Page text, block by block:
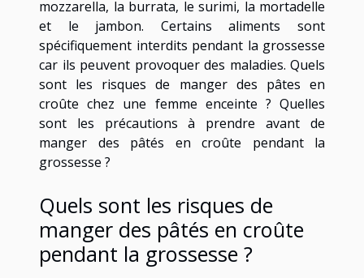
mozzarella, la burrata, le surimi, la mortadelle
et le jambon. Certains aliments sont
spécifiquement interdits pendant la grossesse
car ils peuvent provoquer des maladies. Quels
sont les risques de manger des pâtes en
croûte chez une femme enceinte ? Quelles
sont les précautions à prendre avant de
manger des pâtés en croûte pendant la
grossesse ?
Quels sont les risques de
manger des pâtés en croûte
pendant la grossesse ?